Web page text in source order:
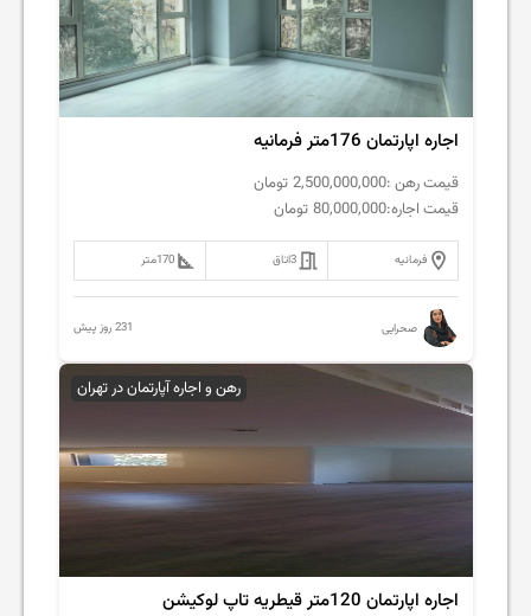
اجاره اپارتمان 176متر فرمانیه
قیمت رهن :2,500,000,000 تومان
قیمت اجاره:80,000,000 تومان
فرمانیه 3اتاق 170متر
صحرایی 231 روز پیش
رهن و اجاره آپارتمان در تهران
اجاره اپارتمان 120متر قیطریه تاپ لوکیشن